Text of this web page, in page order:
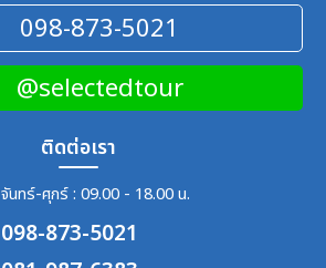
098-873-5021
@selectedtour
ติดต่อเรา
จันทร์-ศุกร์ : 09.00 - 18.00 น.
098-873-5021